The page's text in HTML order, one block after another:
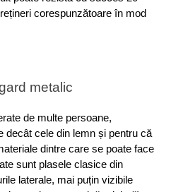
corespunzătoare în mod
metalic
de multe persoane,
decât cele din lemn și pentru că
dintre care se poate face
sunt plasele clasice din
laterale, mai puțin vizibile